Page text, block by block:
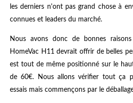
les derniers n'ont pas grand chose à
connues et leaders du marché.
Nous avons donc de bonnes
HomeVac H11 devrait offrir de belles
est tout de même positionné sur le
de 60€. Nous allons vérifier tout ça
essais mais commençons par le